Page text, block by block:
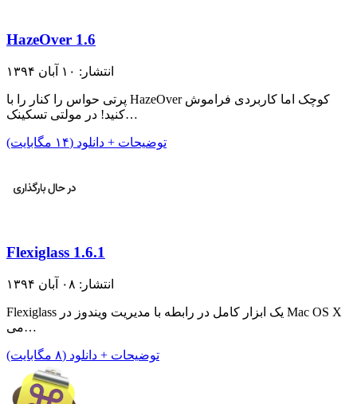
HazeOver 1.6
انتشار: ۱۰ آبان ۱۳۹۴
پرتی حواس را کنار را با HazeOver کوچک اما کاربردی فراموش
کنید! در مولتی تسکینک…
توضیحات + دانلود (۱۴ مگابایت)
Flexiglass 1.6.1
انتشار: ۰۸ آبان ۱۳۹۴
Flexiglass یک ابزار کامل در رابطه با مدیریت ویندوز در Mac OS X
می…
توضیحات + دانلود (۸ مگابایت)